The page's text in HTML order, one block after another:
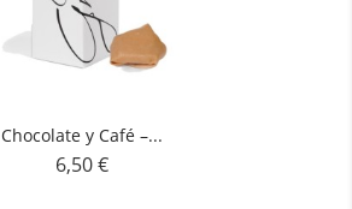
Chocolate y Café –...
Precio
6,50 €